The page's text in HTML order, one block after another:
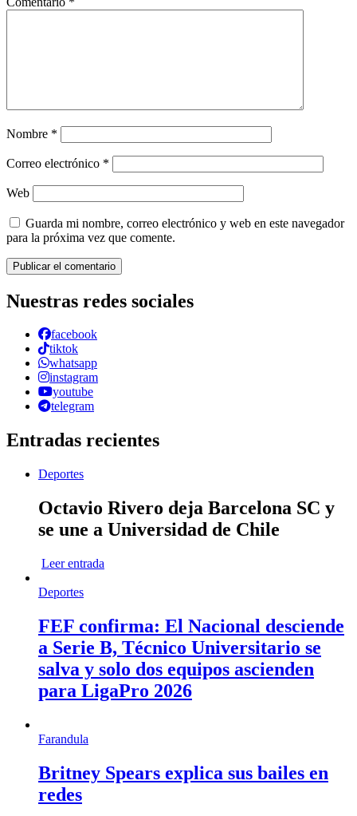
Nombre *
Correo electrónico *
Web
Guarda mi nombre, correo electrónico y web en este navegador
para la próxima vez que comente.
Nuestras redes sociales
facebook
tiktok
whatsapp
instagram
youtube
telegram
Entradas recientes
Deportes
Octavio Rivero deja Barcelona SC y
se une a Universidad de Chile
Leer entrada
Deportes
FEF confirma: El Nacional desciende
a Serie B, Técnico Universitario se
salva y solo dos equipos ascienden
para LigaPro 2026
Farandula
Britney Spears explica sus bailes en
redes